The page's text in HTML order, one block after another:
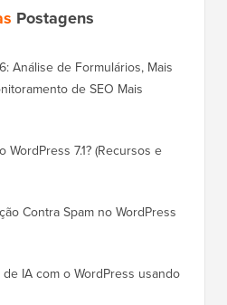
Postagens
Análise de Formulários, Mais
de SEO Mais
7.1? (Recursos e
Contra Spam no WordPress
IA com o WordPress usando